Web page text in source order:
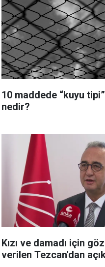
10 maddede “kuyu
nedir?
Kızı ve damadı için
verilen Tezcan'dan